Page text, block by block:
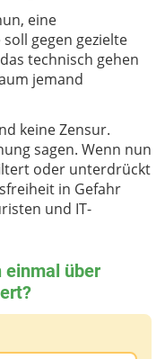
eine
gegen gezielte
technisch gehen
jemand
keine Zensur.
sagen. Wenn nun
oder unterdrückt
in Gefahr
und IT-
einmal über